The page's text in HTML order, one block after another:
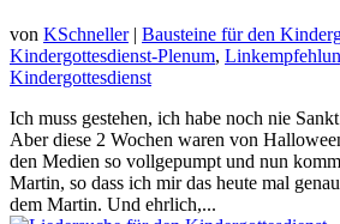
von KSchneller| Bausteine für den
Kindergottesdienst-Plenum,
Kindergottesdienst
Ich muss gestehen, ich habe noch nie
Aber diese 2 Wochen waren von
den Medien so vollgepumpt und nun
Martin, so dass ich mir das heute mal
dem Martin. Und ehrlich,...